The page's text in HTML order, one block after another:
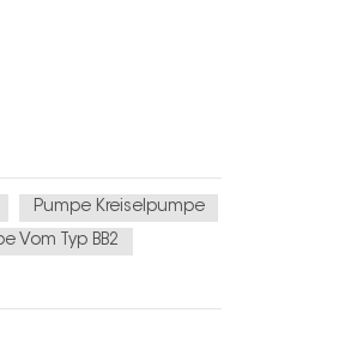
Pumpe Kreiselpumpe
Vom Typ BB2